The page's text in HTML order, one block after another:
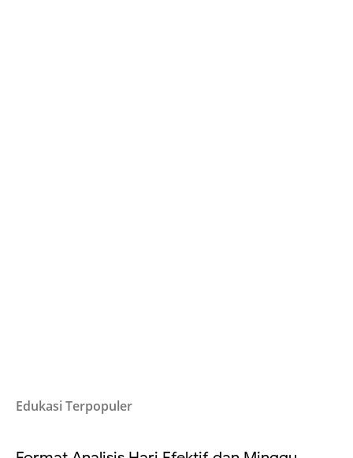
Edukasi Terpopuler